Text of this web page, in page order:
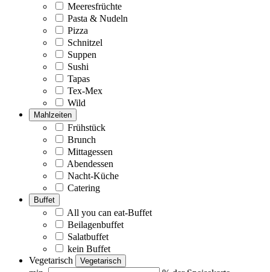
Meeresfrüchte
Pasta & Nudeln
Pizza
Schnitzel
Suppen
Sushi
Tapas
Tex-Mex
Wild
Mahlzeiten
Frühstück
Brunch
Mittagessen
Abendessen
Nacht-Küche
Catering
Buffet
All you can eat-Buffet
Beilagenbuffet
Salatbuffet
kein Buffet
Vegetarisch
Vegetarisch